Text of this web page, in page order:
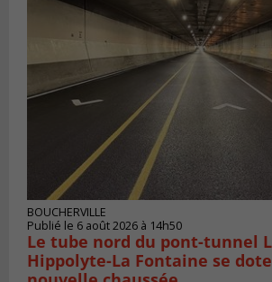
BOUCHERVILLE
Publié le 6 août 2026 à 14h50
Le tube nord du pont-tunnel
Hippolyte-La Fontaine se dote